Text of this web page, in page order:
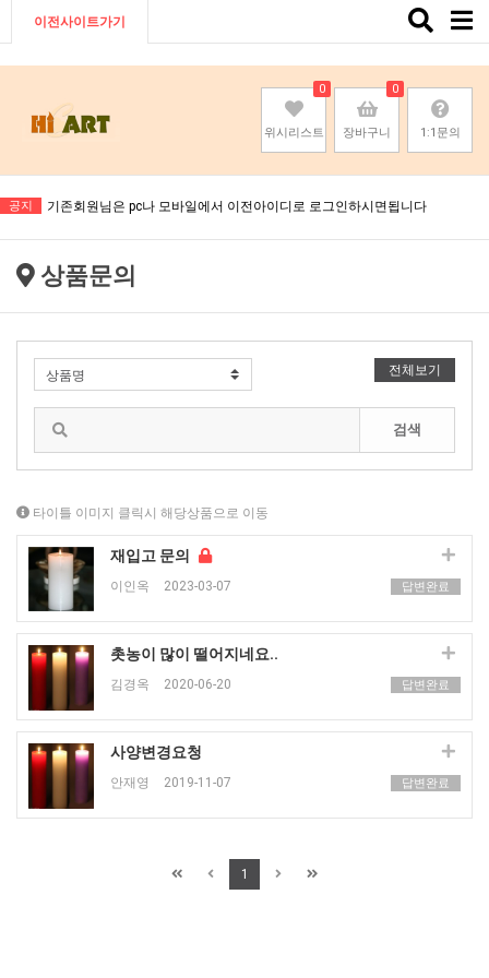
이전사이트가기
Toggle
위시리스트
0
장바구니
0
1:1문의
공지 기존회원님은 pc나 모바일에서 이전아이디로 로그인하시면됩니다
기존회원님은 pc나 모바일에서 이전아이디로 로그인하시면됩니다
기존회원님은 pc나 모바일에서 이전아이디로 로그인하시면됩니다
상품문의
전체보기
검색
타이틀 이미지 클릭시 해당상품으로 이동
재입고 문의
이인옥 2023-03-07 답변완료
촛농이 많이 떨어지네요..
김경옥 2020-06-20 답변완료
사양변경요청
안재영 2019-11-07 답변완료
1